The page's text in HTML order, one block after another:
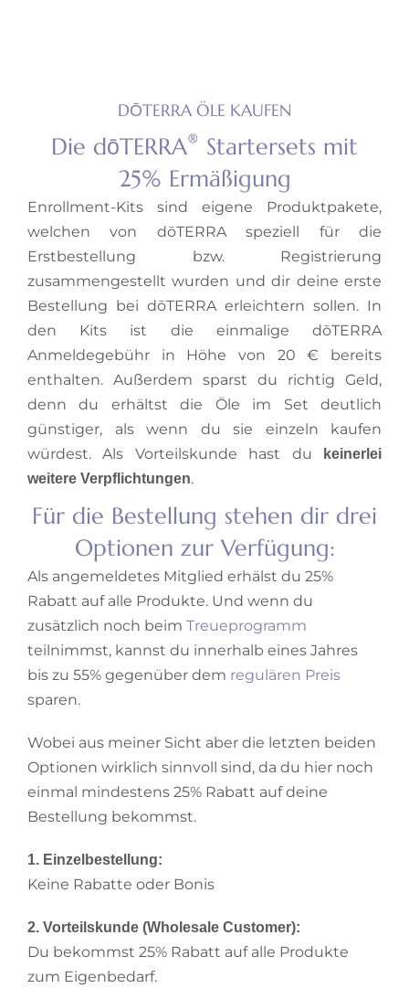
DŌTERRA ÖLE KAUFEN
Die dōTERRA® Startersets mit
25% Ermäßigung
Enrollment-Kits sind eigene Produktpakete,
welchen von dōTERRA speziell für die
Erstbestellung bzw. Registrierung
zusammengestellt wurden und dir deine erste
Bestellung bei dōTERRA erleichtern sollen. In
den Kits ist die einmalige dōTERRA
Anmeldegebühr in Höhe von 20 € bereits
enthalten. Außerdem sparst du richtig Geld,
denn du erhältst die Öle im Set deutlich
günstiger, als wenn du sie einzeln kaufen
würdest. Als Vorteilskunde hast du
keinerlei
weitere Verpflichtungen.
Für die Bestellung stehen dir drei
Optionen zur Verfügung:​
Als angemeldetes Mitglied erhälst du 25%
Rabatt auf alle Produkte. Und wenn du
zusätzlich noch beim Treueprogramm
teilnimmst, kannst du innerhalb eines Jahres
bis zu 55% gegenüber dem regulären Preis
sparen.
Wobei aus meiner Sicht aber die letzten beiden
Optionen wirklich sinnvoll sind, da du hier noch
einmal mindestens 25% Rabatt auf deine
Bestellung bekommst.
1. Einzelbestellung:
Keine Rabatte oder Bonis
2. Vorteilskunde (Wholesale Customer):
Du bekommst 25% Rabatt auf alle Produkte
zum Eigenbedarf.